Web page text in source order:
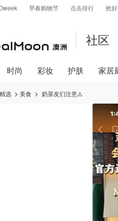
早春购物节 点击排行 抢
社区
时尚 彩妆 护肤 家居
选 美食 奶茶友们注意⚠️